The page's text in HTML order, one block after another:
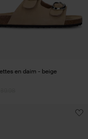
en daim - beige